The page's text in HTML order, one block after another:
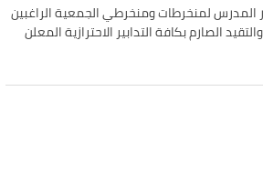
المدرس لمنخرطات ومنخرطي الجمعية الراغبين
مع مراعاة الالتزام الكامل والتقيد الصارم بكافة التدابير الاحترازية المعلن